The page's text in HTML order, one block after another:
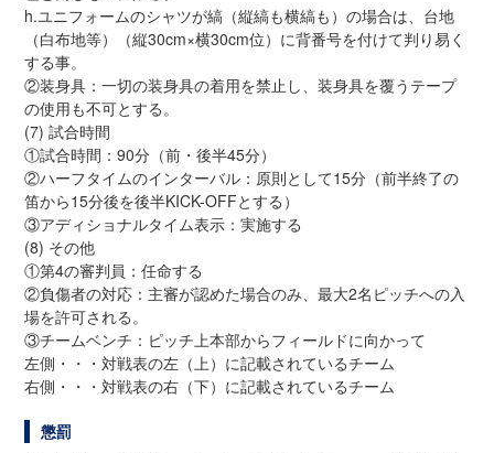
h.ユニフォームのシャツが縞（縦縞も横縞も）の場合は、台地
（白布地等）（縦30cm×横30cm位）に背番号を付けて判り易く
する事。
②装身具：一切の装身具の着用を禁止し、装身具を覆うテープ
の使用も不可とする。
(7) 試合時間
①試合時間：90分（前・後半45分）
②ハーフタイムのインターバル：原則として15分（前半終了の
笛から15分後を後半KICK-OFFとする）
③アディショナルタイム表示：実施する
(8) その他
①第4の審判員：任命する
②負傷者の対応：主審が認めた場合のみ、最大2名ピッチへの入
場を許可される。
③チームベンチ：ピッチ上本部からフィールドに向かって
左側・・・対戦表の左（上）に記載されているチーム
右側・・・対戦表の右（下）に記載されているチーム
懲罰